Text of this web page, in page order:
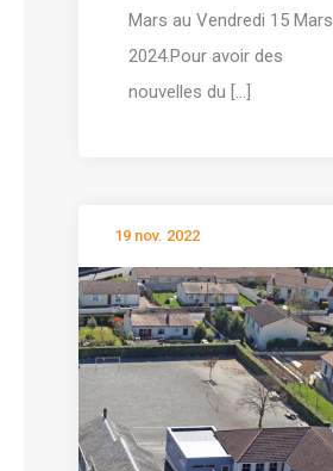
Mars au Vendredi 15 Mars
2024.Pour avoir des
nouvelles du [...]
19 nov. 2022